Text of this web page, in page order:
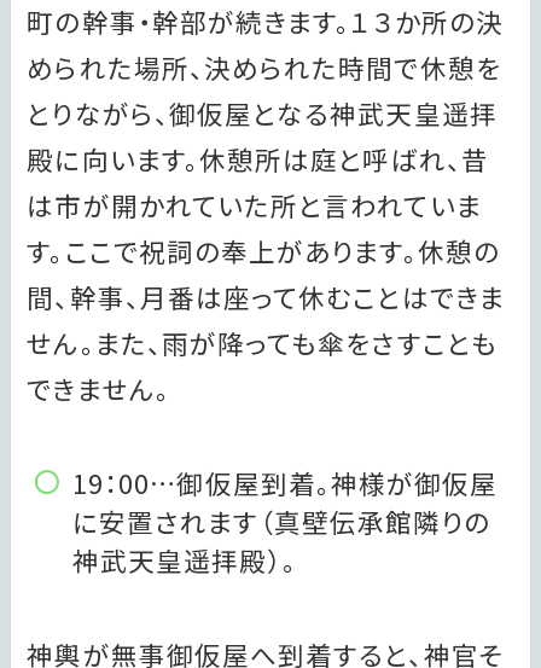
町の幹事・幹部が続きます。１３か所の決
められた場所、決められた時間で休憩を
とりながら、御仮屋となる神武天皇遥拝
殿に向います。休憩所は庭と呼ばれ、昔
は市が開かれていた所と言われていま
す。ここで祝詞の奉上があります。休憩の
間、幹事、月番は座って休むことはできま
せん。また、雨が降っても傘をさすことも
できません。
19：00…御仮屋到着。神様が御仮屋
に安置されます（真壁伝承館隣りの
神武天皇遥拝殿）。
神輿が無事御仮屋へ到着すると、神官そ